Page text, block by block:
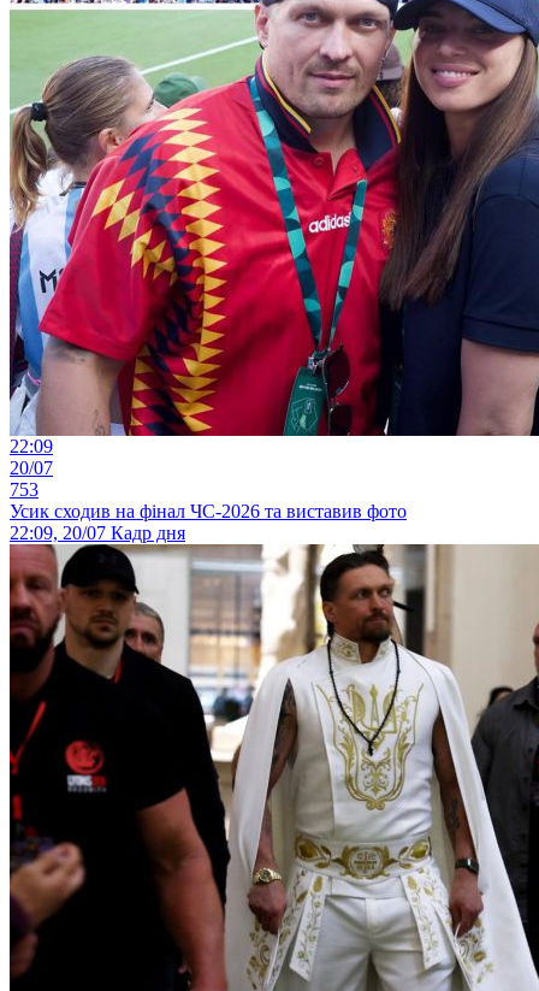
22:09
20/07
753
Усик сходив на фінал ЧС-2026 та виставив фото
22:09, 20/07 Кадр дня